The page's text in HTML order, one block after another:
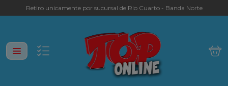
Retiro unicamente por sucursal de Rio Cuarto - Banda Norte